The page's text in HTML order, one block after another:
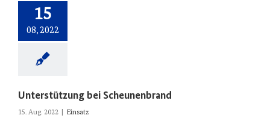
15
08, 2022
Unterstützung bei Scheunenbrand
15. Aug. 2022 Einsatz